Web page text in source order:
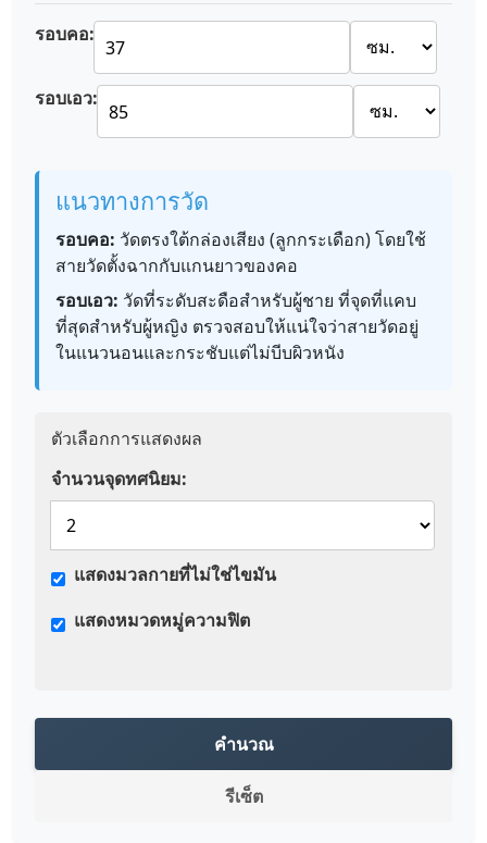
รอบคอ:
รอบเอว:
แนวทางการวัด
รอบคอ: วัดตรงใต้กล่องเสียง (ลูกกระเดือก) โดยใช้
สายวัดตั้งฉากกับแกนยาวของคอ
รอบเอว: วัดที่ระดับสะดือสำหรับผู้ชาย ที่จุดที่แคบ
ที่สุดสำหรับผู้หญิง ตรวจสอบให้แน่ใจว่าสายวัดอยู่
ในแนวนอนและกระชับแต่ไม่บีบผิวหนัง
ตัวเลือกการแสดงผล
จำนวนจุดทศนิยม:
แสดงมวลกายที่ไม่ใช่ไขมัน
แสดงหมวดหมู่ความฟิต
คำนวณ
รีเซ็ต